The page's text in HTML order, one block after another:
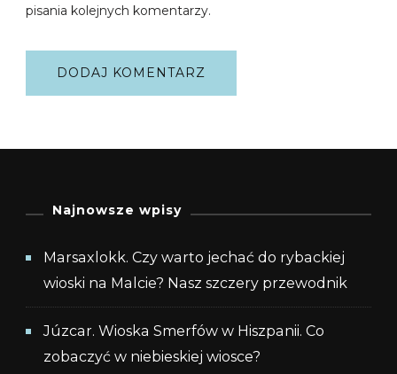
pisania kolejnych komentarzy.
Najnowsze wpisy
Marsaxlokk. Czy warto jechać do rybackiej
wioski na Malcie? Nasz szczery przewodnik
Júzcar. Wioska Smerfów w Hiszpanii. Co
zobaczyć w niebieskiej wiosce?